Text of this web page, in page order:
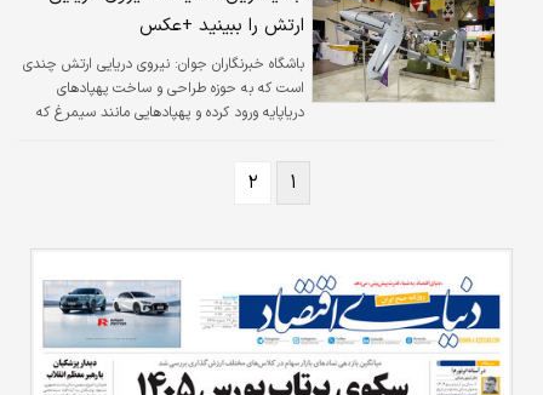
ارتش را ببینید +عکس
باشگاه خبرنگاران جوان: نیروی دریایی ارتش چندی
است که به حوزه طراحی و ساخت پهپادهای
دریاپایه ورود کرده و پهپادهایی مانند سیمرغ که
خود الحاق کرده است.
۱ ۲